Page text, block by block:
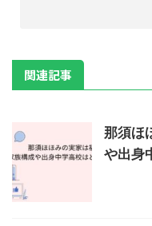
関連記事
那須ほ
や出身